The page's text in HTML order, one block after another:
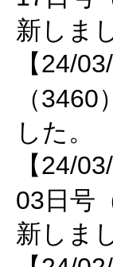
新しま
【24/
（
した。
【24/
03日号
新しま